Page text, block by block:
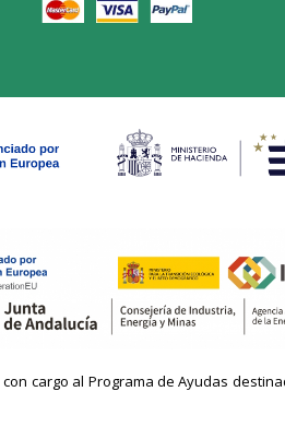
con cargo al Programa de Ayudas